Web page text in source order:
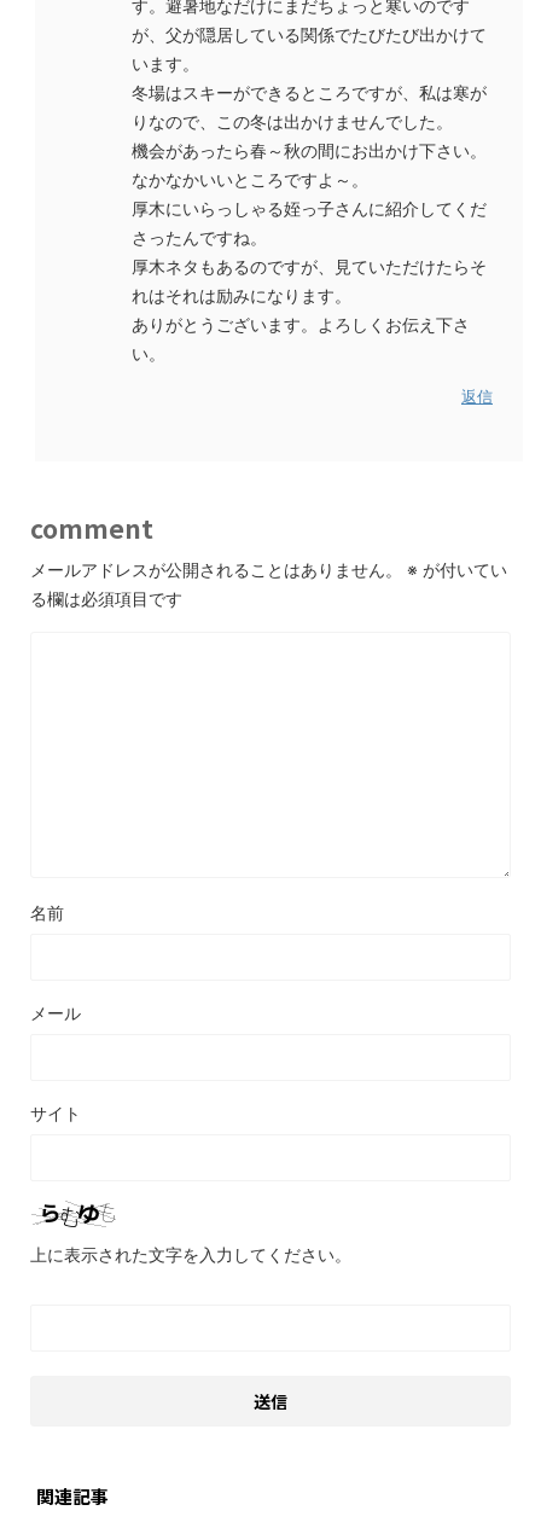
す。避暑地なだけにまだちょっと寒いのです
が、父が隠居している関係でたびたび出かけて
います。
冬場はスキーができるところですが、私は寒が
りなので、この冬は出かけませんでした。
機会があったら春～秋の間にお出かけ下さい。
なかなかいいところですよ～。
厚木にいらっしゃる姪っ子さんに紹介してくだ
さったんですね。
厚木ネタもあるのですが、見ていただけたらそ
れはそれは励みになります。
ありがとうございます。よろしくお伝え下さ
い。
返信
comment
メールアドレスが公開されることはありません。 ※ が付いてい
る欄は必須項目です
名前
メール
サイト
上に表示された文字を入力してください。
関連記事